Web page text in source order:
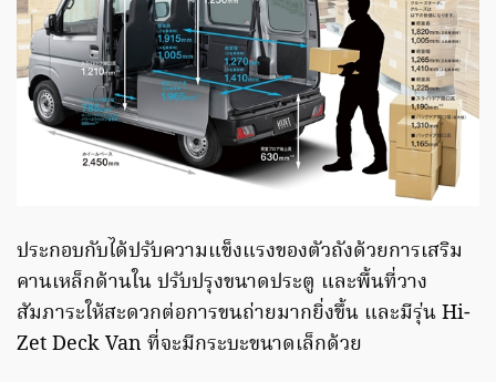
ประกอบกับได้ปรับความแข็งแรงของตัวถังด้วยการเสริม
คานเหล็กด้านใน ปรับปรุงขนาดประตู และพื้นที่วาง
สัมภาระให้สะดวกต่อการขนถ่ายมากยิ่งขึ้น และมีรุ่น Hi-
Zet Deck Van ที่จะมีกระบะขนาดเล็กด้วย